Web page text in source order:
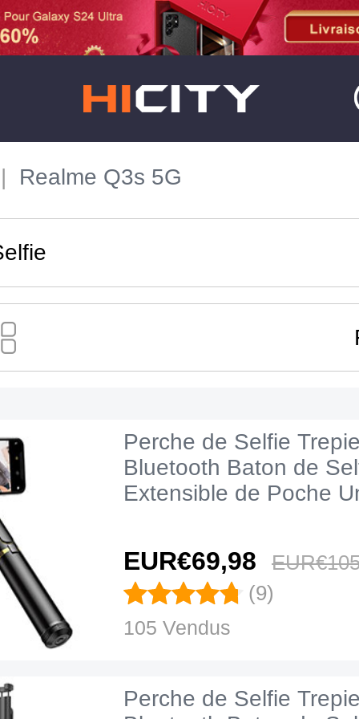
Realme Q3s 5G
Perche de Selfie
Bluetooth Baton de
Extensible de Poche
EUR€69,98
(9)
105 Vendus
Perche de Selfie